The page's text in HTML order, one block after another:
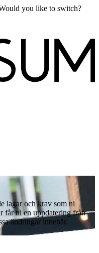
you like to switch?
lagar och krav som ni
får ni en uppdatering från
ändringar innebär.